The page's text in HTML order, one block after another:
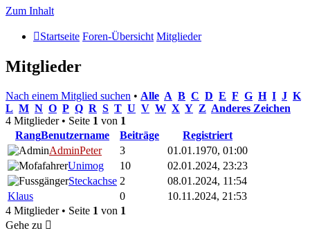
Zum Inhalt
Startseite Foren-Übersicht Mitglieder
Mitglieder
Nach einem Mitglied suchen • Alle A B C D E F G H I J K
L M N O P Q R S T U V W X Y Z Anderes Zeichen
4 Mitglieder • Seite 1 von 1
RangBenutzername Beiträge
Registriert
AdminPeter
3
01.01.1970, 01:00
Unimog
10
02.01.2024, 23:23
Steckachse 2
08.01.2024, 11:54
Klaus
0
10.11.2024, 21:53
4 Mitglieder • Seite 1 von 1
Gehe zu